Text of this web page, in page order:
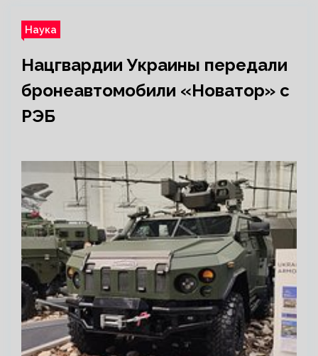
Наука
Нацгвардии Украины передали
бронеавтомобили «Новатор» с
РЭБ